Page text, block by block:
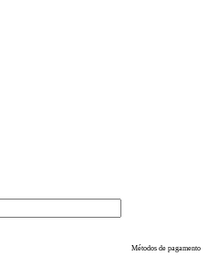
Métodos de pagamento